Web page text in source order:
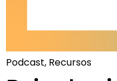
Podcast, Recursos